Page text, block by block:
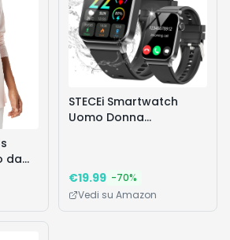
da
in
STECEi Smartwatch
Uomo Donna
con 113 Sportivo,
Impermeabil IP68
Sportivo Smart Watch
€19.99 -70%
Vedi su Amazon